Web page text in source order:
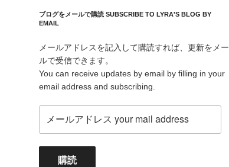
ブログをメールで購読 SUBSCRIBE TO LYRA'S BLOG BY
EMAIL
メールアドレスを記入して購読すれば、更新をメー
ルで受信できます。
You can receive updates by email by filling in your
email address and subscribing.
ル
ア
購読